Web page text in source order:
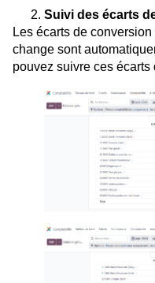
Suivi des écarts
Les écarts de
change sont
pouvez suivre ces